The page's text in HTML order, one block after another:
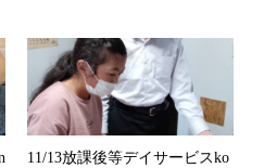
11/13放課後等デイサービスko